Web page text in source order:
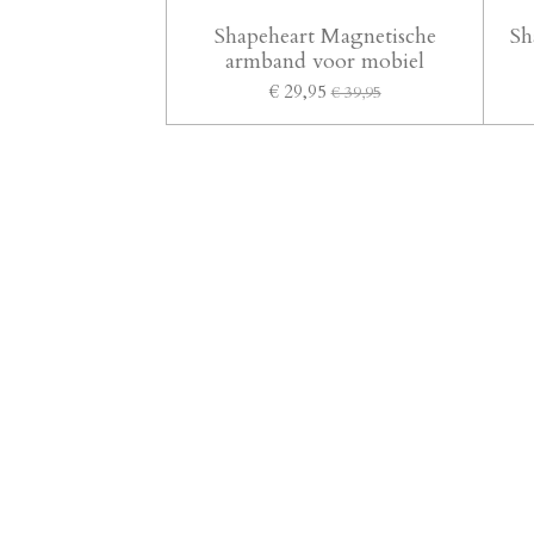
Shapeheart Magnetische
armband voor mobiel
€ 29,95 € 39,95